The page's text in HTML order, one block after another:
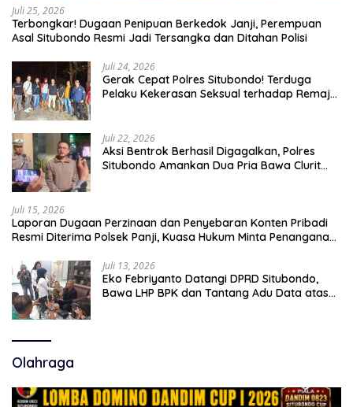
Juli 25, 2026
Terbongkar! Dugaan Penipuan Berkedok Janji, Perempuan
Asal Situbondo Resmi Jadi Tersangka dan Ditahan Polisi
Juli 24, 2026
Gerak Cepat Polres Situbondo! Terduga
Pelaku Kekerasan Seksual terhadap Remaja
Juli 22, 2026
Aksi Bentrok Berhasil Digagalkan, Polres
Situbondo Amankan Dua Pria Bawa Clurit
Juli 15, 2026
Laporan Dugaan Perzinaan dan Penyebaran Konten Pribadi
Resmi Diterima Polsek Panji, Kuasa Hukum Minta Penanganan
Juli 13, 2026
Eko Febriyanto Datangi DPRD Situbondo,
Bawa LHP BPK dan Tantang Adu Data atas
Olahraga